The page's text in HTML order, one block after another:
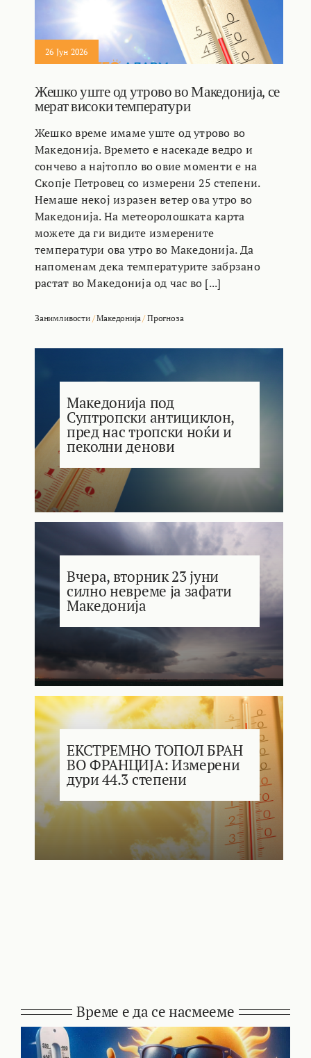
26 Јун 2026
Жешко уште од утрово во Македонија, се
мерат високи температури
Жешко време имаме уште од утрово во
Македонија. Времето е насекаде ведро и
сончево а најтопло во овие моменти е на
Скопје Петровец со измерени 25 степени.
Немаше некој изразен ветер ова утро во
Македонија. На метеоролошката карта
можете да ги видите измерените
температури ова утро во Македонија. Да
напоменам дека температурите забрзано
растат во Македонија од час во [...]
Занимливости/Македонија /Прогноза
Македонија под
Суптропски антициклон,
пред нас тропски ноќи и
пеколни денови
Вчера, вторник 23 јуни
силно невреме ја зафати
Македонија
ЕКСТРЕМНО ТОПОЛ БРАН
ВО ФРАНЦИЈА: Измерени
дури 44.3 степени
Време е да се насмееме